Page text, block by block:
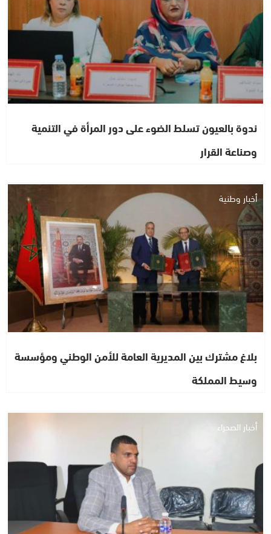
ندوة بالعيون تسلط الضوء على دور المرأة في التنمية
وصناعة القرار
أخبار وطنية
بلاغ مشترك بين المديرية العامة للأمن الوطني ومؤسسة
وسيط المملكة
أخبار الصحراء